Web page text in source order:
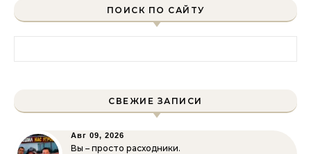
ПОИСК ПО САЙТУ
СВЕЖИЕ ЗАПИСИ
Авг 09, 2026
Вы – просто расходники.